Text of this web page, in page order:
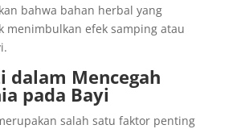
bahwa bahan herbal yang
menimbulkan efek samping atau
dalam Mencegah
pada Bayi
salah satu faktor penting